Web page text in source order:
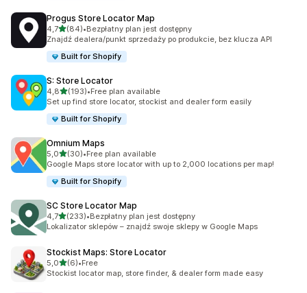
Progus Store Locator Map
4,7na 5 gwiazdek
(84)
Łączna liczba recenzji: 84
•Bezpłatny plan jest dostępny
Znajdź dealera/punkt sprzedaży po produkcie, bez klucza API
Built for Shopify
S: Store Locator
4,8na 5 gwiazdek
(193)
Łączna liczba recenzji: 193
•Free plan available
Set up find store locator, stockist and dealer form easily
Built for Shopify
Omnium Maps
5,0na 5 gwiazdek
(30)
Łączna liczba recenzji: 30
•Free plan available
Google Maps store locator with up to 2,000 locations per map!
Built for Shopify
SC Store Locator Map
4,7na 5 gwiazdek
(233)
Łączna liczba recenzji: 233
•Bezpłatny plan jest dostępny
Lokalizator sklepów – znajdź swoje sklepy w Google Maps
Stockist Maps: Store Locator
5,0na 5 gwiazdek
(6)
Łączna liczba recenzji: 6
•Free
Stockist locator map, store finder, & dealer form made easy